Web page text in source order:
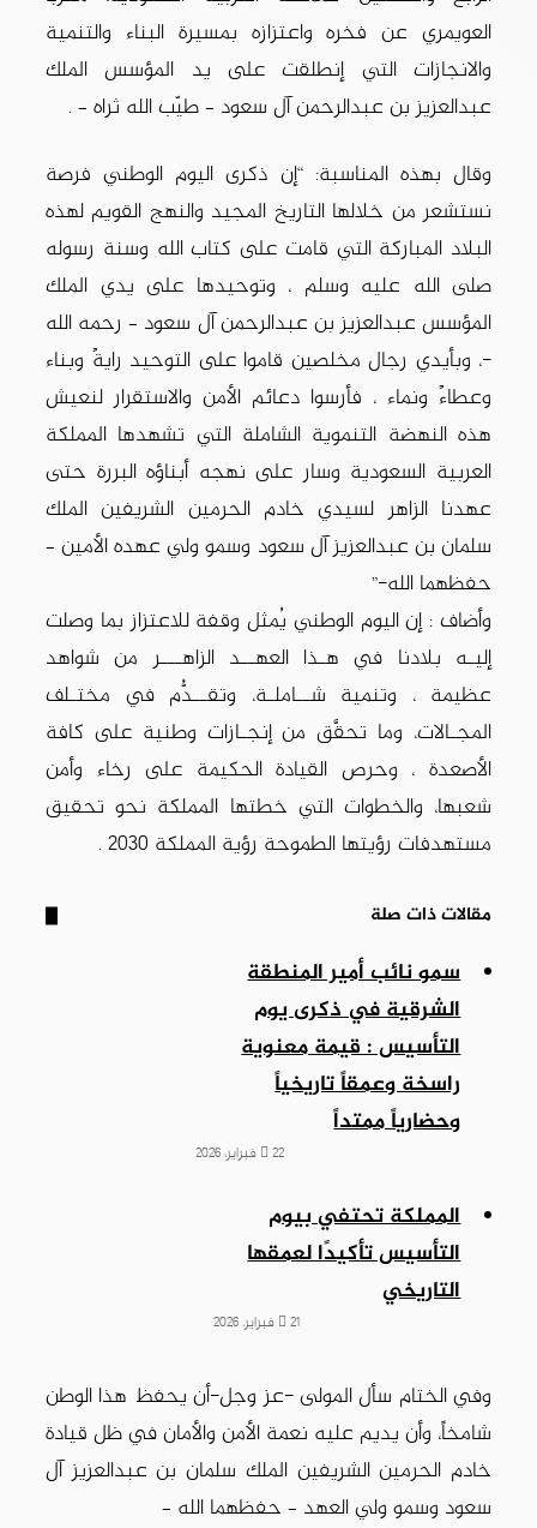
العويمري عن فخره واعتزازه بمسيرة البناء والتنمية
والانجازات التي إنطلقت على يد المؤسس الملك
عبدالعزيز بن عبدالرحمن آل سعود – طيّب الله ثراه – .
وقال بهذه المناسبة: “إن ذكرى اليوم الوطني فرصة
نستشعر من خلالها التاريخ المجيد والنهج القويم لهذه
البلاد المباركة التي قامت على كتاب الله وسنة رسوله
صلى الله عليه وسلم ، وتوحيدها على يدي الملك
المؤسس عبدالعزيز بن عبدالرحمن آل سعود – رحمه الله
-، وبأيدي رجال مخلصين قاموا على التوحيد رايةً وبناء
وعطاءً ونماء ، فأرسوا دعائم الأمن والاستقرار لنعيش
هذه النهضة التنموية الشاملة التي تشهدها المملكة
العربية السعودية وسار على نهجه أبناؤه البررة حتى
عهدنا الزاهر لسيدي خادم الحرمين الشريفين الملك
سلمان بن عبدالعزيز آل سعود وسمو ولي عهده الأمين –
حفظهما الله-”
وأضاف : إن اليوم الوطني يُمثل وقفة للاعتزاز بما وصلت
إليـه بلادنا في هـذا العهــد الزاهـــر من شواهد
عظيمة ، وتنمية شــاملـة، وتقــدُّم في مختـلف
المجـالات، وما تحقَّق من إنجـازات وطنية على كافة
الأصعدة ، وحرص القيادة الحكيمة على رخاء وأمن
شعبها، والخطوات التي خطتها المملكة نحو تحقيق
مستهدفات رؤيتها الطموحة رؤية المملكة 2030 .
مقالات ذات صلة
سمو نائب أمير المنطقة
الشرقية في ذكرى يوم
التأسيس : قيمة معنوية
راسخة وعمقاً تاريخياً
وحضارياً ممتداً
22 فبراير، 2026
‎المملكة تحتفي بيوم
التأسيس تأكيدًا لعمقها
التاريخي
21 فبراير، 2026
وفي الختام سأل المولى -عز وجل-أن يحفظ هذا الوطن
شامخاً، وأن يديم عليه نعمة الأمن والأمان في ظل قيادة
خادم الحرمين الشريفين الملك سلمان بن عبدالعزيز آل
سعود وسمو ولي العهد – حفظهما الله –